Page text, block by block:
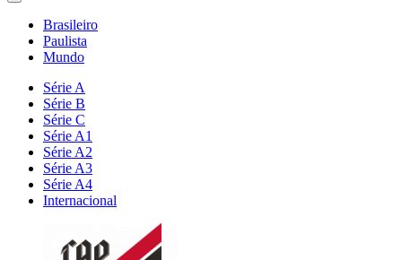
Brasileiro
Paulista
Mundo
Série A
Série B
Série C
Série A1
Série A2
Série A3
Série A4
Internacional